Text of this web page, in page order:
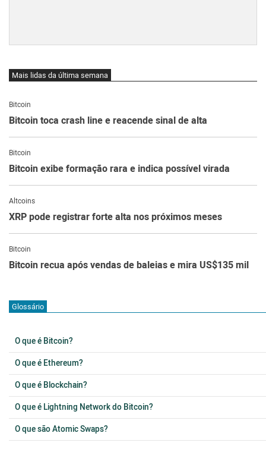
Mais lidas da última semana
Bitcoin
Bitcoin toca crash line e reacende sinal de alta
Bitcoin
Bitcoin exibe formação rara e indica possível virada
Altcoins
XRP pode registrar forte alta nos próximos meses
Bitcoin
Bitcoin recua após vendas de baleias e mira US$135 mil
Glossário
O que é Bitcoin?
O que é Ethereum?
O que é Blockchain?
O que é Lightning Network do Bitcoin?
O que são Atomic Swaps?